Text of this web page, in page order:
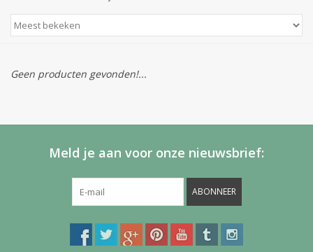
Geen producten gevonden!...
Meld je aan voor onze nieuwsbrief:
ABONNEER